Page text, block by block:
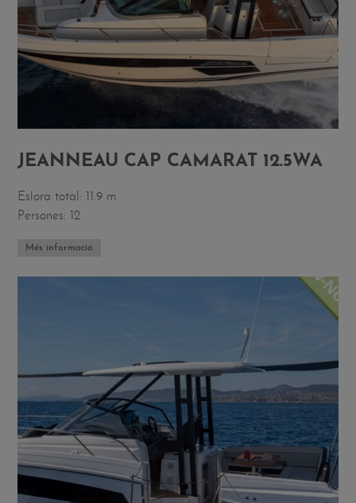
JEANNEAU CAP CAMARAT 12.5WA
Eslora total: 11.9 m
Persones: 12
Més informació